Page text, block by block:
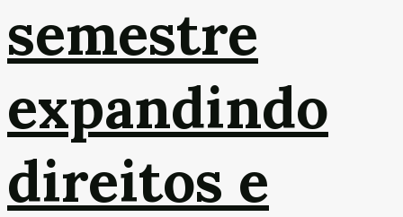
semestre
expandindo
direitos e